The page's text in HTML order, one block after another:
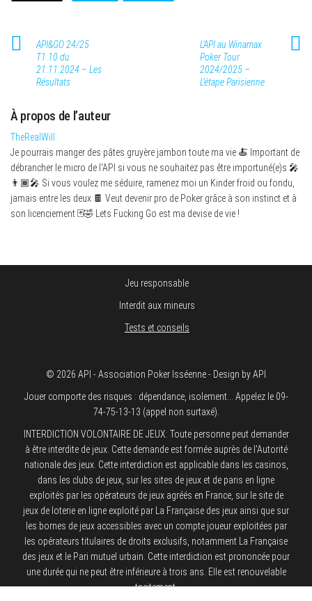
API&GO 24/25
T1.10 du
21.11.2024 – Les
Résultats
L’API au Winamax
Poker Tour
2024/2025 –
L’étape Parisienne
À propos de l’auteur
TheRealWill
Je pourrais manger des pâtes gruyère jambon toute ma vie 🍝 Important de
débrancher le micro de l'API si vous ne souhaitez pas être importuné(e)s 🎤
👨🏾‍🎤 Si vous voulez me séduire, ramenez moi un Kinder froid ou fondu,
jamais entre les deux 🍫 Veut devenir pro de Poker grâce à son instinct et à
son licenciement 🃏🤣 Lets Fucking Go est ma devise de vie !
Jeu responsable
Interdit aux mineurs
Tests et conseils
© 2026 API - Association Poker Isséenne - Design by API
Jouer comporte des risques : dépendance, isolement... Appelez le 09-
74-75-13-13 (appel non surtaxé).
INTERDICTION VOLONTAIRE DE JEUX: Toute personne peut demander
à être interdite de jeux. Cette demande est formée auprès de l'Autorité
nationale des jeux. Cette interdiction est applicable dans les casinos,
dans les clubs de jeux, sur les sites de jeux et de paris en ligne
exploités par les opérateurs de jeux agréés en France, sur le site de
jeux de loterie en ligne exploité par La Française des jeux ainsi que sur
les bornes de jeux accessibles avec un compte joueur exploitées par
les opérateurs titulaires de droits exclusifs, notamment La Française
des jeux et le Pari mutuel urbain. Cette interdiction est prononcée pour
une durée qui ne peut être inférieure à trois ans. Elle est renouvelable
tacitement.